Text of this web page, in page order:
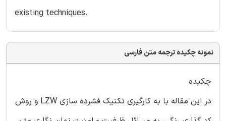
existing techniques.
نمونه چکیده ترجمه متن فارسی
چکیده
در این مقاله با به کارگیری تکنیک فشرده سازی LZW و روش